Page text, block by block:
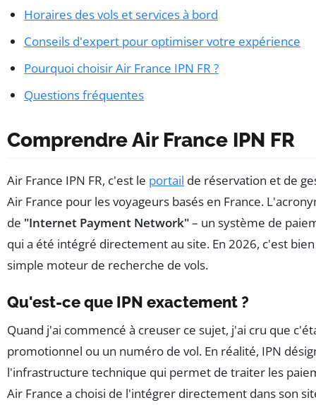
Horaires des vols et services à bord
Conseils d'expert pour optimiser votre expérience
Pourquoi choisir Air France IPN FR ?
Questions fréquentes
Comprendre Air France IPN FR
Air France IPN FR, c'est le portail de réservation et de
Air France pour les voyageurs basés en France.
de "Internet Payment Network"– un système de
qui a été intégré directement au site. En 2026, c'est
simple moteur de recherche de vols.
Qu'est-ce que IPN exactement ?
Quand j'ai commencé à creuser ce sujet, j'ai cru que
promotionnel ou un numéro de vol. En réalité, IPN
l'infrastructure technique qui permet de traiter les
Air France a choisi de l'intégrer directement dans son